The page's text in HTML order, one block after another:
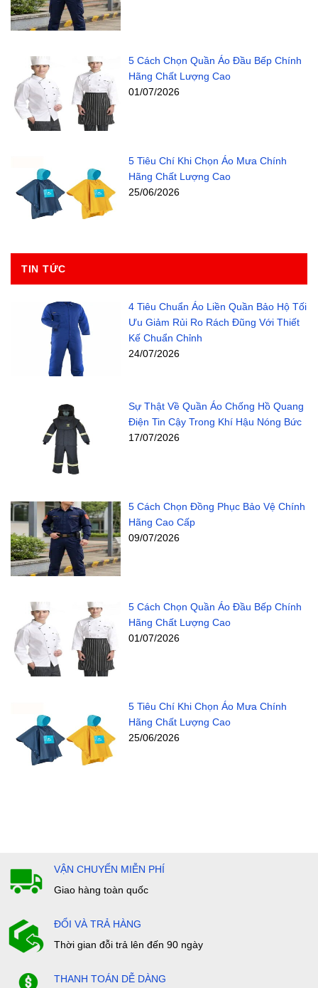
5 Cách Chọn Quần Áo Đầu Bếp Chính
Hãng Chất Lượng Cao
01/07/2026
5 Tiêu Chí Khi Chọn Áo Mưa Chính
Hãng Chất Lượng Cao
25/06/2026
TIN TỨC
4 Tiêu Chuẩn Áo Liền Quần Bảo Hộ Tối
Ưu Giảm Rủi Ro Rách Đũng Với Thiết
Kế Chuẩn Chỉnh
24/07/2026
Sự Thật Về Quần Áo Chống Hồ Quang
Điện Tin Cậy Trong Khí Hậu Nóng Bức
17/07/2026
5 Cách Chọn Đồng Phục Bảo Vệ Chính
Hãng Cao Cấp
09/07/2026
5 Cách Chọn Quần Áo Đầu Bếp Chính
Hãng Chất Lượng Cao
01/07/2026
5 Tiêu Chí Khi Chọn Áo Mưa Chính
Hãng Chất Lượng Cao
25/06/2026
VẬN CHUYỂN MIỄN PHÍ
Giao hàng toàn quốc
ĐỔI VÀ TRẢ HÀNG
Thời gian đỗi trả lên đến 90 ngày
THANH TOÁN DỄ DÀNG